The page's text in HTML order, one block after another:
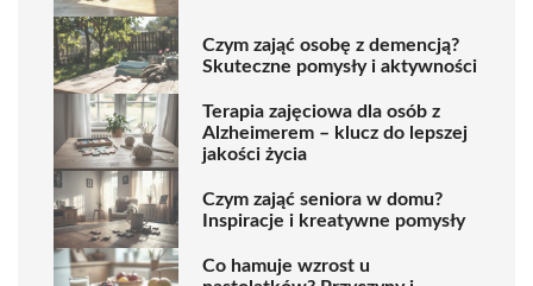
Czym zająć osobę z demencją?
Skuteczne pomysły i aktywności
Terapia zajęciowa dla osób z
Alzheimerem – klucz do lepszej
jakości życia
Czym zająć seniora w domu?
Inspiracje i kreatywne pomysły
Co hamuje wzrost u